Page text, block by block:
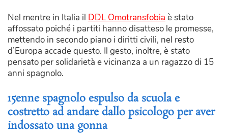
Nel mentre in Italia il DDL Omotransfobia è stato
affossato poiché i partiti hanno disatteso le promesse,
mettendo in secondo piano i diritti civili, nel resto
d’Europa accade questo. Il gesto, inoltre, è stato
pensato per solidarietà e vicinanza a un ragazzo di 15
anni spagnolo.
15enne spagnolo espulso da scuola e
costretto ad andare dallo psicologo per aver
indossato una gonna